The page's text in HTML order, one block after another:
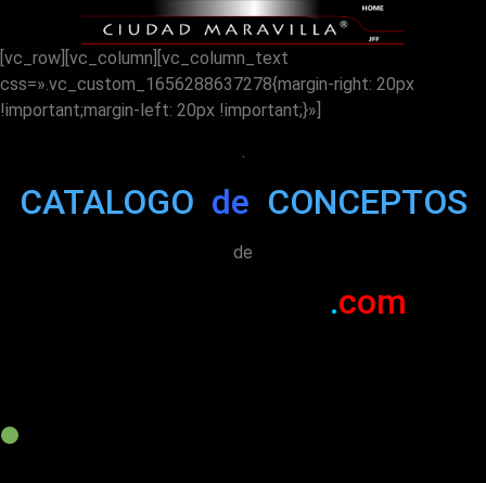
[vc_row][vc_column][vc_column_text
css=».vc_custom_1656288637278{margin-right: 20px
!important;margin-left: 20px !important;}»]
.
CATALOGO de CONCEPTOS
de
.com